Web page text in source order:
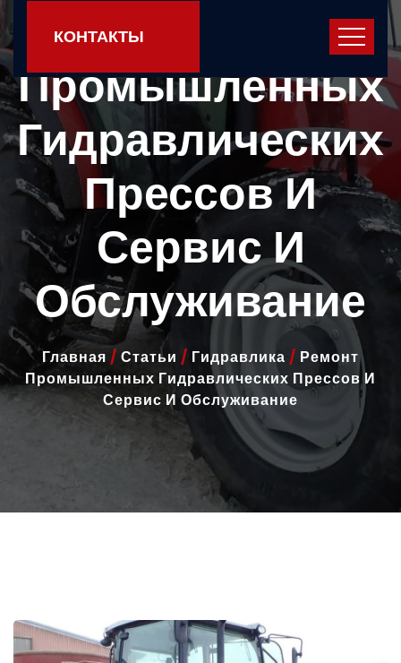
КОНТАКТЫРемонт
Промышленных
Гидравлических
Прессов И
Сервис И
Обслуживание
Главная / Статьи / Гидравлика / Ремонт
Промышленных Гидравлических Прессов И
Сервис И Обслуживание